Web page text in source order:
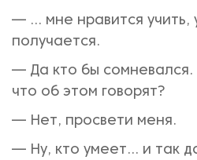
— ... мне нравится учить,
получается.
— Да кто бы
что об этом говорят?
— Нет, просвети меня.
— Ну, кто умеет... и так